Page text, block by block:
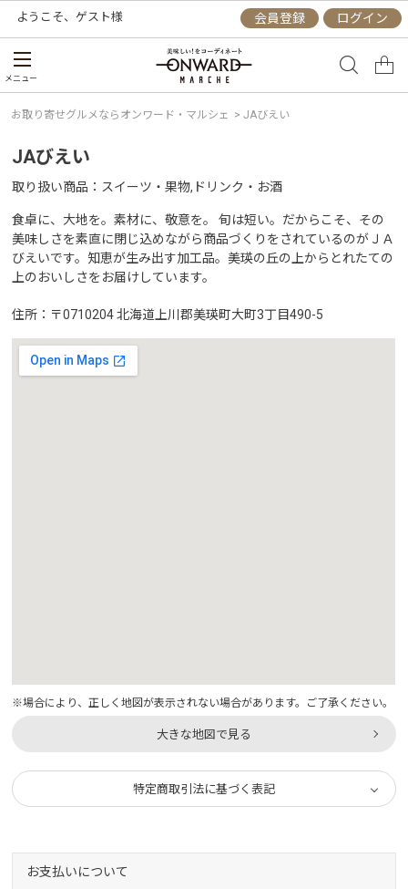
ようこそ、 ゲスト様 会員登録 ログイン
メニュー
お取り寄せグルメならオンワード・マルシェ > JAびえい
JAびえい
取り扱い商品 スイーツ・果物,ドリンク・お酒
食卓に、大地を。素材に、敬意を。 旬は短い。だからこそ、その
美味しさを素直に閉じ込めながら商品づくりをされているのがＪＡ
びえいです。知恵が生み出す加工品。美瑛の丘の上からとれたての
上のおいしさをお届けしています。
住所 〒0710204 北海道上川郡美瑛町大町3丁目490-5
※場合により、正しく地図が表示されない場合があります。ご了承ください。
大きな地図で見る
特定商取引法に基づく表記
お支払いについて